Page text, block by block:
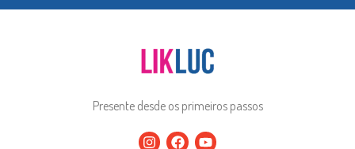
Presente desde os primeiros passos